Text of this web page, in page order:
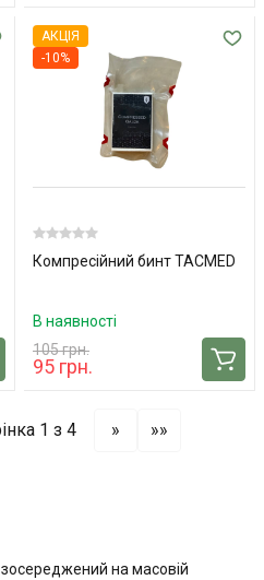
АКЦІЯ
-10%
Компресійний бинт TACMED
В наявності
105 грн.
95 грн.
1 з 4 » »»
на масовій